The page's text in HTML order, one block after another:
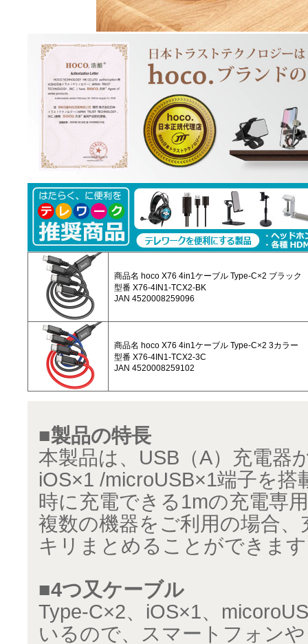
商品名 hoco X76 4in1ケーブル Type-C×2 ブラック
型番 X76-4IN1-TCX2-BK
JAN 4520008259096
商品名 hoco X76 4in1ケーブル Type-C×2 3カラー
型番 X76-4IN1-TCX2-3C
JAN 4520008259102
■製品の特長
本製品は、USB（A）充電器
iOS×1 /microUSB×1端子を搭
時に充電できる1mの充電専
複数の機器をご利用の場合
キリまとめることができま
■4つ又ケーブル
Type-C×2、iOS×1、
いるので、スマートフォン